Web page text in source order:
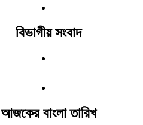
বিভাগীয় সংবাদ
আজকের বাংলা তারিখ